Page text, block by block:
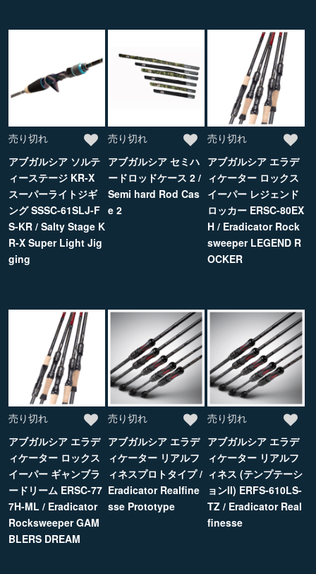
売り切れ
アブガルシア ソルテ
ィーステージ KR-X
スーパーライトジギ
ング SSSC-61SLJ-F
S-KR / Salty Stage K
R-X Super Light Jig
ging
売り切れ
アブガルシア セミハ
ードロッドケース 2 /
Semi hard Rod Cas
e 2
売り切れ
アブガルシア エラデ
ィケーター ロックス
イーパー レジェンド
ロッカー ERSC-80EX
H / Eradicator Rock
sweeper LEGEND R
OCKER
売り切れ
アブガルシア エラデ
ィケーター ロックス
イーパー ギャンブラ
ードリーム ERSC-77
7H-ML / Eradicator
Rocksweeper GAM
BLERS DREAM
売り切れ
アブガルシア エラデ
ィケーター リアルフ
ィネスプロトタイプ /
Eradicator Realfine
sse Prototype
売り切れ
アブガルシア エラデ
ィケーター リアルフ
ィネス (テンプテーシ
ョンII) ERFS-610LS-
TZ / Eradicator Real
finesse